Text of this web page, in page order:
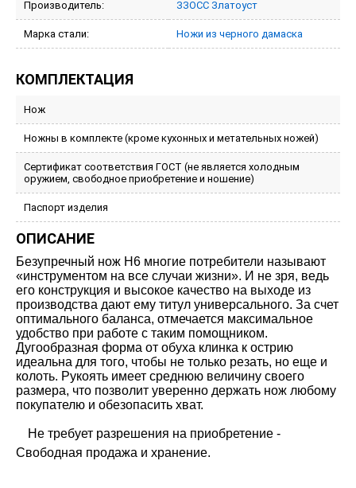
Производитель: ЗЗОСС Златоуст
Марка стали: Ножи из черного дамаска
КОМПЛЕКТАЦИЯ
Нож
Ножны в комплекте (кроме кухонных и метательных ножей)
Сертификат соответствия ГОСТ (не является холодным
оружием, свободное приобретение и ношение)
Паспорт изделия
ОПИСАНИЕ
Безупречный нож Н6 многие потребители называют
«инструментом на все случаи жизни». И не зря, ведь
его конструкция и высокое качество на выходе из
производства дают ему титул универсального. За счет
оптимального баланса, отмечается максимальное
удобство при работе с таким помощником.
Дугообразная форма от обуха клинка к острию
идеальна для того, чтобы не только резать, но еще и
колоть. Рукоять имеет среднюю величину своего
размера, что позволит уверенно держать нож любому
покупателю и обезопасить хват.
Не требует разрешения на приобретение -
Свободная продажа и хранение.